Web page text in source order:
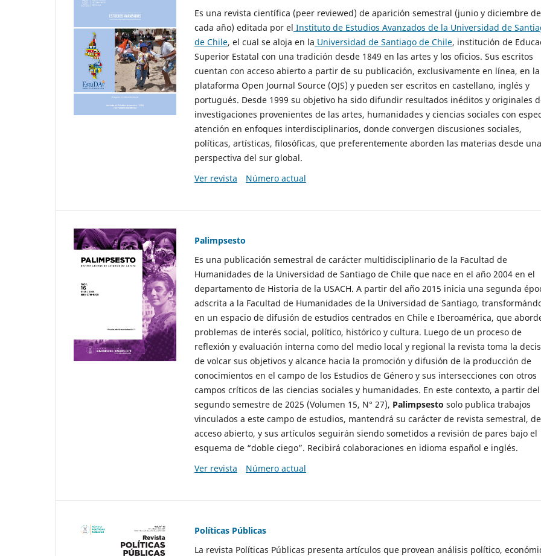
Es una revista científica (peer reviewed) de aparición semestral (junio y diciembre de
cada año) editada por el Instituto de Estudios Avanzados de la Universidad de
de Chile, el cual se aloja en la Universidad de Santiago de Chile, institución de
Superior Estatal con una tradición desde 1849 en las artes y los oficios. Sus escritos
cuentan con acceso abierto a partir de su publicación, exclusivamente en línea, en la
plataforma Open Journal Source (OJS) y pueden ser escritos en castellano, inglés y
portugués. Desde 1999 su objetivo ha sido difundir resultados inéditos y originales
investigaciones provenientes de las artes, humanidades y ciencias sociales con
atención en enfoques interdisciplinarios, donde convergen discusiones sociales,
políticas, artísticas, filosóficas, que preferentemente aborden las materias desde una
perspectiva del sur global.
Ver revista
Número actual
Palimpsesto
Es una publicación semestral de carácter multidisciplinario de la Facultad de
Humanidades de la Universidad de Santiago de Chile que nace en el año 2004 en el
departamento de Historia de la USACH. A partir del año 2015 inicia una segunda
adscrita a la Facultad de Humanidades de la Universidad de Santiago,
en un espacio de difusión de estudios centrados en Chile e Iberoamérica, que
problemas de interés social, político, histórico y cultura. Luego de un proceso de
reflexión y evaluación interna como del medio local y regional la revista toma la
de volcar sus objetivos y alcance hacia la promoción y difusión de la producción de
conocimientos en el campo de los Estudios de Género y sus intersecciones con otros
campos críticos de las ciencias sociales y humanidades. En este contexto, a partir del
segundo semestre de 2025 (Volumen 15, N° 27), Palimpsesto solo publica trabajos
vinculados a este campo de estudios, mantendrá su carácter de revista semestral, de
acceso abierto, y sus artículos seguirán siendo sometidos a revisión de pares bajo el
esquema de “doble ciego”. Recibirá colaboraciones en idioma español e inglés.
Ver revista
Número actual
Políticas Públicas
La revista Políticas Públicas presenta artículos que provean análisis político,